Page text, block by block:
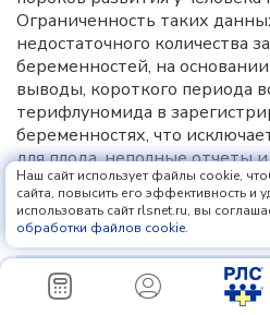
Ограниченность таких
недостаточного количества
беременностей, на
выводы, короткого периода
терифлуномида в
беременностях, что
для плода, неполные отчеты
контроля иных факторов
заболевание матери и
ЛС).
Данные, полученные на
терифлуномида (в дозах 1, 3
Наш сайт использует файлы cookie,
сайта, повысить его эффективность и
использовать сайт rlsnet.ru, вы
обработки файлов cookie.